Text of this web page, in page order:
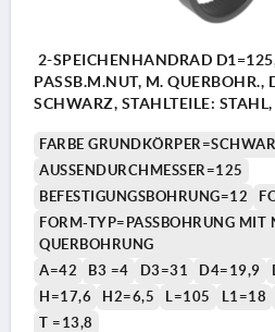
1) Lage der Querbohrung zur
2-SPEICHENHANDRAD
PASSB.M.NUT, M.
SCHWARZ, STAHLTEILE:
FARBE
AUSSENDURCHMESSER=125
BEFESTIGUNGSBOHRUNG=12
FORM-TYP=PASSBOHRUNG MIT
QUERBOHRUNG
A=42
B3 =4 D3=31 D4=19,9
H=17,6
H2=6,5 L=105 L1=18
T =13,8